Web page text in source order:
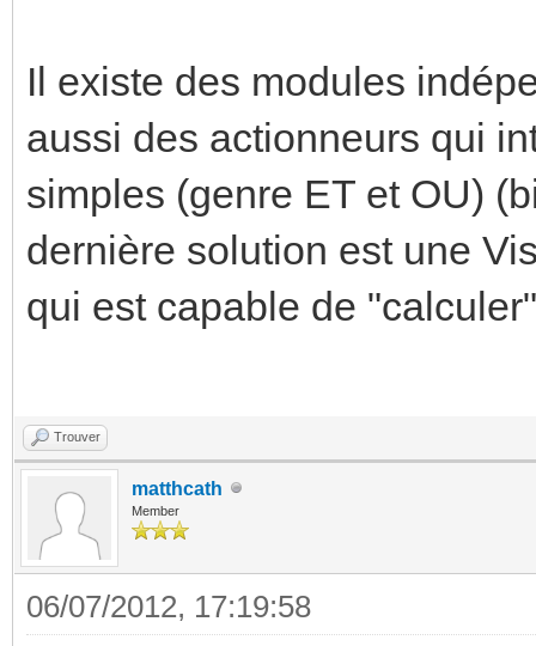
Il existe des modules
aussi des actionneurs qui
simples (genre ET et OU)
dernière solution est une
qui est capable de
Trouver
matthcath
Member
06/07/2012, 17:19:58